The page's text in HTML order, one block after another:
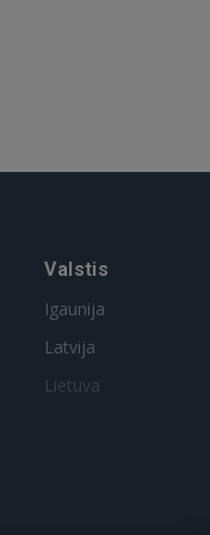
Valstis
Igaunija
Latvija
Lietuva